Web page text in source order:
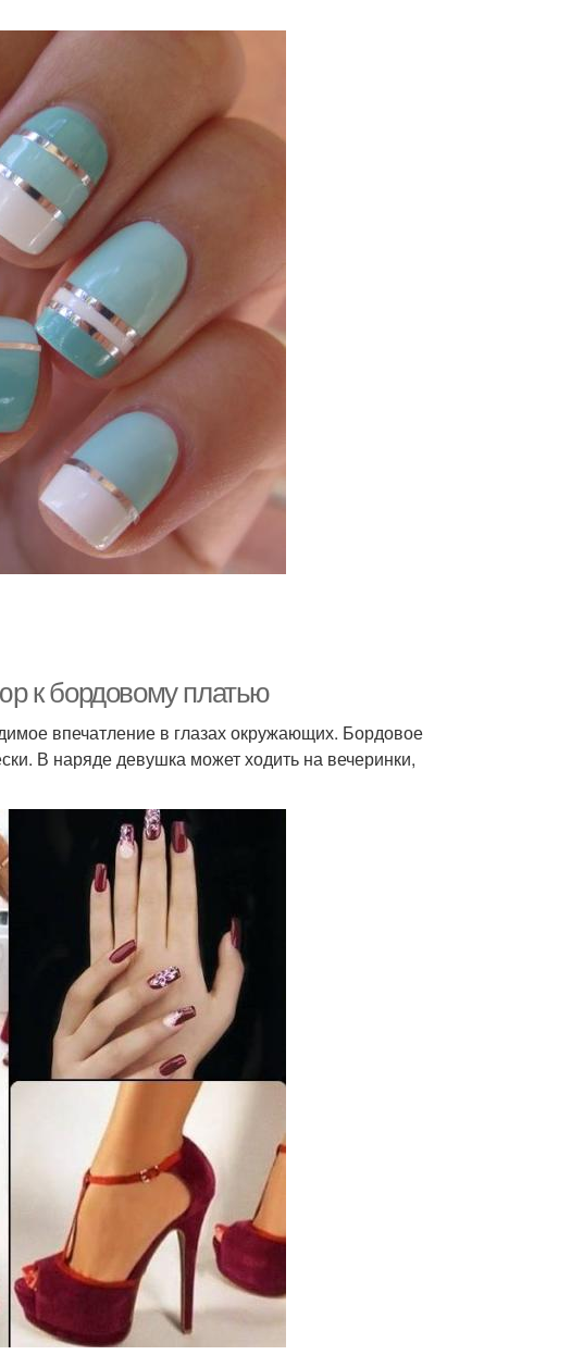
к бордовому платью
впечатление в глазах окружающих. Бордовое
В наряде девушка может ходить на вечеринки,